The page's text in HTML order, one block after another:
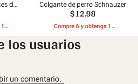
del
Colgante de perro Schnauzer
$12.98
Compre 6 y obtenga 1
los usuarios
un comentario.